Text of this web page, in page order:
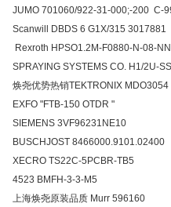
JUMO 701060/922-31-000;-200 C-
Scanwill DBDS 6 G1X/315 3017881
Rexroth HPSO1.2M-F0880-N-08-
SPRAYING SYSTEMS CO. H1/2U-
焕尧优势热销TEKTRONIX MDO3054
EXFO "FTB-150 OTDR "
SIEMENS 3VF96231NE10
BUSCHJOST 8466000.9101.02400
XECRO TS22C-5PCBR-TB5
4523 BMFH-3-3-M5
上海焕尧原装品质 Murr 596160